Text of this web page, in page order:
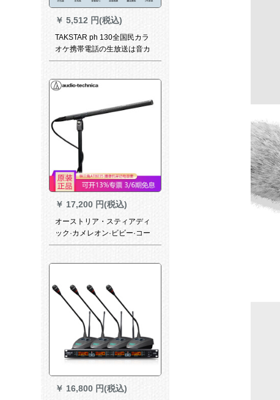
￥ 5,512 円(税込)
TAKSTAR ph 130全国民カラ
オケ携帯電話の生放送は音カ
ドの音を収录して耳を返しま
ーダンサーの黒の標準装備+鼎
￥ 17,200 円(税込)
オーストリア・スティアディ
ック·カメレオン·ビビー·コー
ンデザン·麦公式入札
￥ 16,800 円(税込)